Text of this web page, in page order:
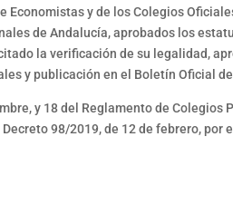
Economistas y de los Colegios
de Andalucía, aprobados los
la verificación de su legalidad,
y publicación en el Boletín Oficial
y 18 del Reglamento de Colegios
98/2019, de 12 de febrero, por